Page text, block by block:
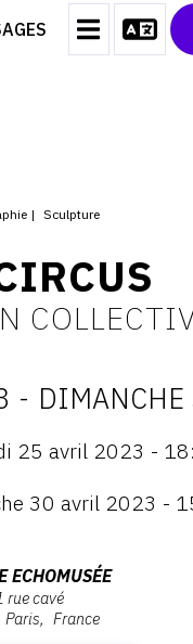
CONTACT
CGU
Sculpture
DATES
:
23
-
25 avril 2023 -
30 avril 2023 -
ECHOMUSÉE
rue cavé
Paris France